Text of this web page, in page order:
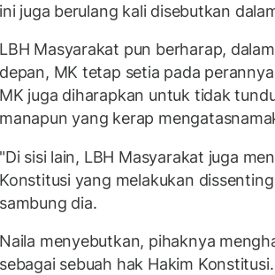
ini juga berulang kali disebutkan
LBH Masyarakat pun berharap,
depan, MK tetap setia pada
MK juga diharapkan untuk tidak
manapun yang kerap
"Di sisi lain, LBH Masyarakat juga
Konstitusi yang melakukan
sambung dia.
Naila menyebutkan, pihaknya
sebagai sebuah hak Hakim